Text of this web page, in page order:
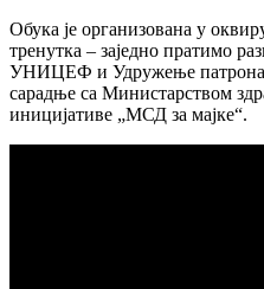
Обука је организована у
тренутка – заједно пратимо
УНИЦЕФ и Удружење
сарадње са Министарством
иницијативе „МСД за мајке“.